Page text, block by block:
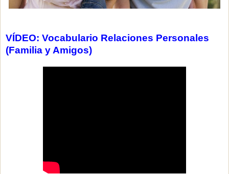
VÍDEO: Vocabulario Relaciones Personales
(Familia y Amigos)